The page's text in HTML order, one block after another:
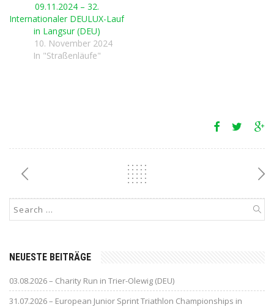
09.11.2024 – 32.
Internationaler DEULUX-Lauf
in Langsur (DEU)
10. November 2024
In "Straßenläufe"
NEUESTE BEITRÄGE
03.08.2026 – Charity Run in Trier-Olewig (DEU)
31.07.2026 – European Junior Sprint Triathlon Championships in